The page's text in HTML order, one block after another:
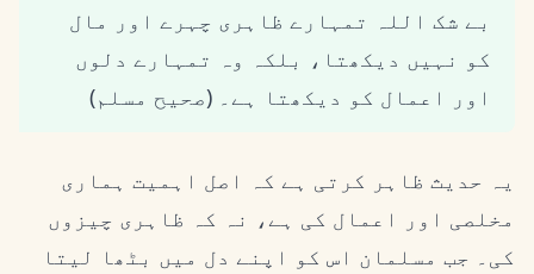
بے شک اللہ تمہارے ظاہری چہرے اور مال
کو نہیں دیکھتا، بلکہ وہ تمہارے دلوں
اور اعمال کو دیکھتا ہے۔ (صحیح مسلم)
یہ حدیث ظاہر کرتی ہے کہ اصل اہمیت ہماری
مخلصی اور اعمال کی ہے، نہ کہ ظاہری چیزوں
کی۔ جب مسلمان اس کو اپنے دل میں بٹھا لیتا